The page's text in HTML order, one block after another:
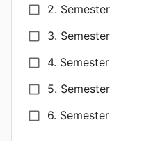
2. Semester
3. Semester
4. Semester
5. Semester
6. Semester